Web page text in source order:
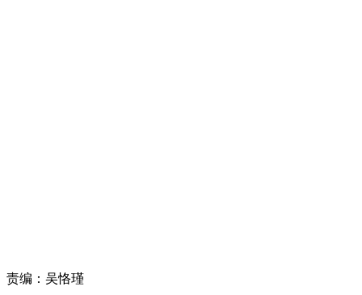
责编： 吴恪瑾